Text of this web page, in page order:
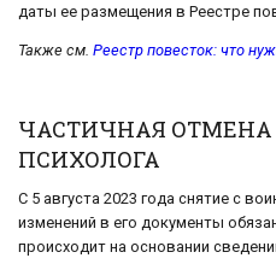
даты ее размещения в Реестре
Также см. Реестр повесток: что
ЧАСТИЧНАЯ
ПСИХОЛОГА
С 5 августа 2023 года снятие с
изменений в его документы
происходит на основании